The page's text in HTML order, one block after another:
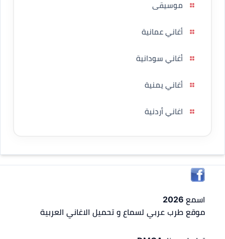
موسيقى
أغاني عمانية
أغاني سودانية
أغاني يمنية
اغاني أردنية
اسمع 2026
موقع طرب عربي لسماع و تحميل الاغاني العربية